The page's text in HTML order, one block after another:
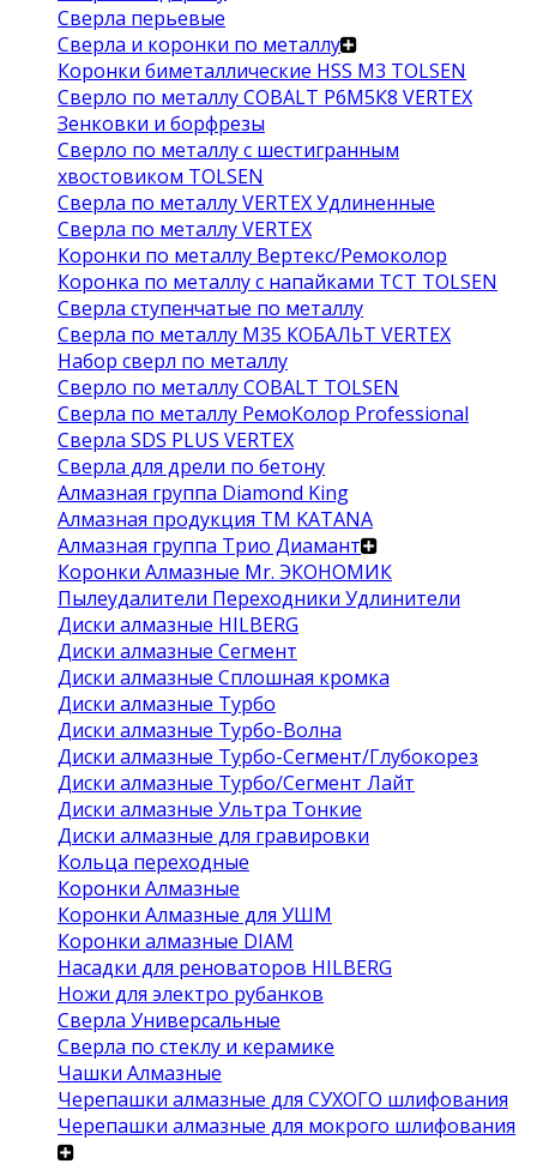
Сверла перьевые
Сверла и коронки по металлу
Коронки биметаллические HSS M3 TOLSEN
Сверло по металлу COBALT Р6М5К8 VERTEX
Зенковки и борфрезы
Сверло по металлу с шестигранным
хвостовиком TOLSEN
Сверла по металлу VERTEX Удлиненные
Сверла по металлу VERTEX
Коронки по металлу Вертекс/Ремоколор
Коронка по металлу с напайками TCT TOLSEN
Сверла ступенчатые по металлу
Сверла по металлу М35 КОБАЛЬТ VERTEX
Набор сверл по металлу
Сверло по металлу COBALT TOLSEN
Сверла по металлу РемоКолор Professional
Сверла SDS PLUS VERTEX
Сверла для дрели по бетону
Алмазная группа Diamond King
Алмазная продукция ТМ KATANA
Алмазная группа Трио Диамант
Коронки Алмазные Mr. ЭКОНОМИК
Пылеудалители Переходники Удлинители
Диски алмазные HILBERG
Диски алмазные Сегмент
Диски алмазные Сплошная кромка
Диски алмазные Турбо
Диски алмазные Турбо-Волна
Диски алмазные Турбо-Сегмент/Глубокорез
Диски алмазные Турбо/Сегмент Лайт
Диски алмазные Ультра Тонкие
Диски алмазные для гравировки
Кольца переходные
Коронки Алмазные
Коронки Алмазные для УШМ
Коронки алмазные DIAM
Насадки для реноваторов HILBERG
Ножи для электро рубанков
Сверла Универсальные
Сверла по стеклу и керамике
Чашки Алмазные
Черепашки алмазные для СУХОГО шлифования
Черепашки алмазные для мокрого шлифования